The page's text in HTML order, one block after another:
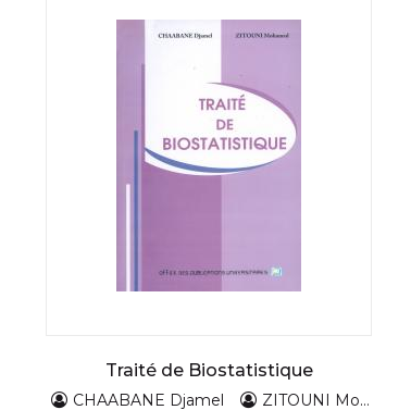
Traité de Biostatistique
CHAABANE Djamel ZITOUNI Mohamed